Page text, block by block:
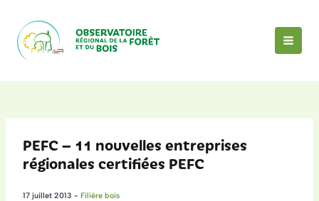
contenu
PEFC – 11 nouvelles entreprises
régionales certifiées PEFC
17 juillet 2013 - Filière bois